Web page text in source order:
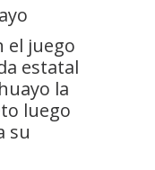
el juego
estatal
la
luego
su